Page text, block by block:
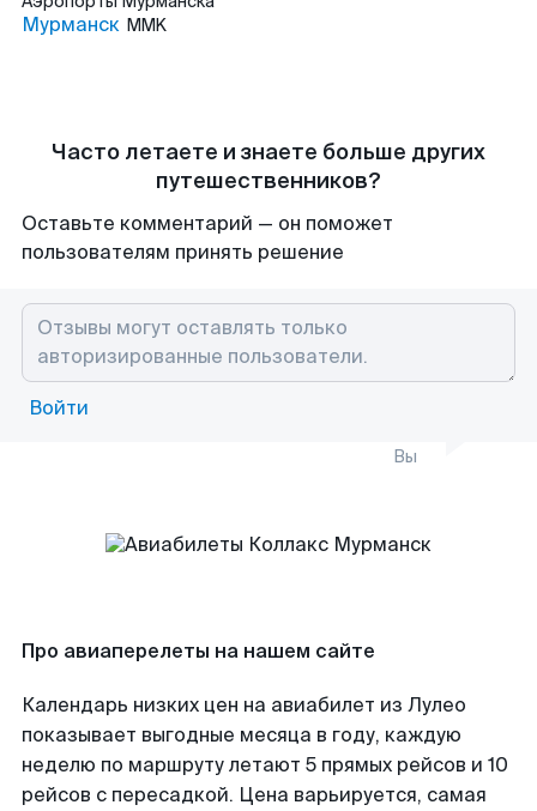
Мурманск MMK
Часто летаете и знаете больше других
путешественников?
Оставьте комментарий — он поможет
пользователям принять решение
Войти
Вы
Про авиаперелеты на нашем сайте
Календарь низких цен на авиабилет из Лулео
показывает выгодные месяца в году, каждую
неделю по маршруту летают 5 прямых рейсов и 10
рейсов с пересадкой. Цена варьируется, самая